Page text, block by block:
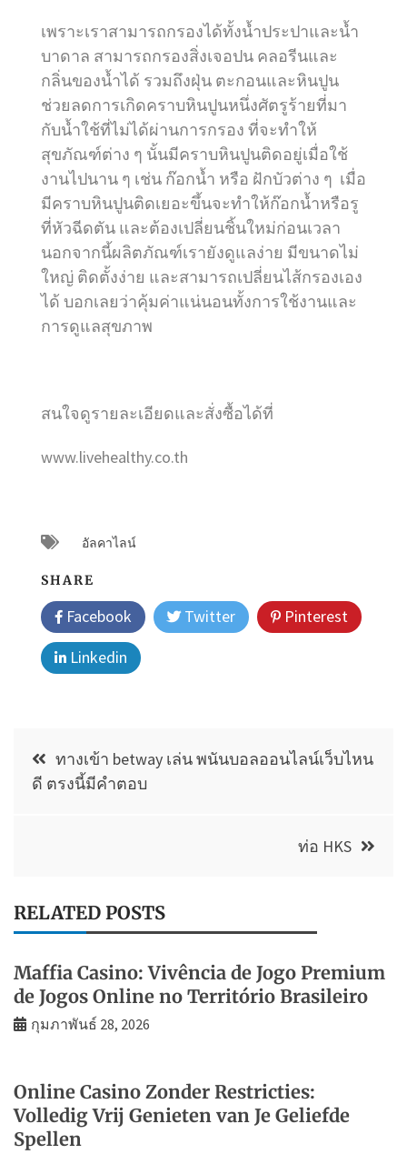
เพราะเราสามารถกรองได้ทั้งน้ำประปาและน้ำ
บาดาล สามารถกรองสิ่งเจอปน คลอรีนและ
กลิ่นของน้ำได้ รวมถึงฝุ่น ตะกอนและหินปูน
ช่วยลดการเกิดคราบหินปูนหนึ่งศัตรูร้ายที่มา
กับน้ำใช้ที่ไม่ได้ผ่านการกรอง ที่จะทำให้
สุขภัณฑ์ต่าง ๆ นั้นมีคราบหินปูนติดอยู่เมื่อใช้
งานไปนาน ๆ เช่น ก๊อกน้ำ หรือ ฝักบัวต่าง ๆ เมื่อ
มีคราบหินปูนติดเยอะขึ้นจะทำให้ก๊อกน้ำหรือรู
ที่หัวฉีดตัน และต้องเปลี่ยนชิ้นใหม่ก่อนเวลา
นอกจากนี้ผลิตภัณฑ์เรายังดูแลง่าย มีขนาดไม่
ใหญ่ ติดตั้งง่าย และสามารถเปลี่ยนไส้กรองเอง
ได้ บอกเลยว่าคุ้มค่าแน่นอนทั้งการใช้งานและ
การดูแลสุขภาพ
สนใจดูรายละเอียดและสั่งซื้อได้ที่
www.livehealthy.co.th
อัลคาไลน์
SHARE
Facebook Twitter
Pinterest
Linkedin
แนะแนว
เรื่อง
ทางเข้า betway เล่น พนันบอลออนไลน์เว็บไหน
ดี ตรงนี้มีคำตอบ
ท่อ HKS
RELATED POSTS
Maffia Casino: Vivência de Jogo Premium
de Jogos Online no Território Brasileiro
กุมภาพันธ์ 28, 2026
Online Casino Zonder Restricties:
Volledig Vrij Genieten van Je Geliefde
Spellen